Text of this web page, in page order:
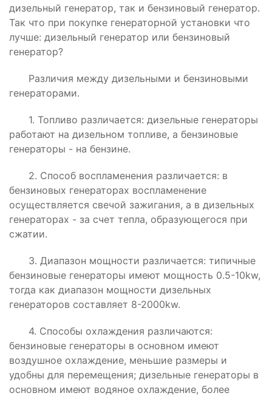
дизельный генератор, так и бензиновый генератор.
Так что при покупке генераторной установки что
лучше: дизельный генератор или бензиновый
генератор?
Различия между дизельными и бензиновыми
генераторами.
1. Топливо различается: дизельные генераторы
работают на дизельном топливе, а бензиновые
генераторы - на бензине.
2. Способ воспламенения различается: в
бензиновых генераторах воспламенение
осуществляется свечой зажигания, а в дизельных
генераторах - за счет тепла, образующегося при
сжатии.
3. Диапазон мощности различается: типичные
бензиновые генераторы имеют мощность 0.5-10kw,
тогда как диапазон мощности дизельных
генераторов составляет 8-2000kw.
4. Способы охлаждения различаются:
бензиновые генераторы в основном имеют
воздушное охлаждение, меньшие размеры и
удобны для перемещения; дизельные генераторы в
основном имеют водяное охлаждение, более